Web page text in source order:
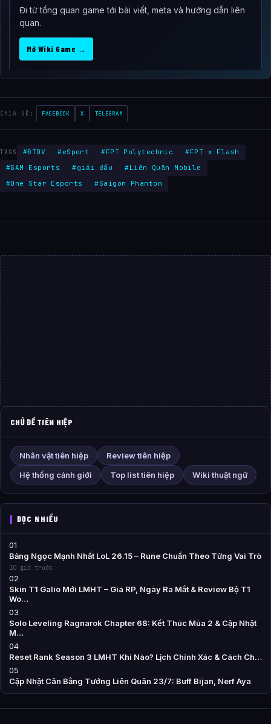
Đi từ tổng quan game tới bài viết, meta và hướng dẫn liên
quan.
Mở Wiki Game →
CHIA SẺ: FACEBOOK X TELEGRAM
TAGS #ĐTDV #eSport #FPT Polytechnic
#FPT x Flash
#GAM Esports
#giải đấu
#Liên Quân Mobile
#One Star Esports
#Saigon Phantom
CHỦ ĐỀ TIÊN HIỆP
Nhân vật tiên hiệp
Review tiên hiệp
Hệ thống cảnh giới
Top list tiên hiệp Wiki thuật ngữ
ĐỌC NHIỀU
01
Bảng Ngọc Mạnh Nhất LoL 26.15 – Rune Chuẩn Theo Từng Vai Trò
10 giờ trước
02
Skin T1 Galio Mới LMHT – Giá RP, Ngày Ra Mắt & Review Bộ T1
Wo…
03
Solo Leveling Ragnarok Chapter 68: Kết Thúc Mùa 2 & Cập Nhật
M…
04
Reset Rank Season 3 LMHT Khi Nào? Lịch Chính Xác & Cách Ch…
05
Cập Nhật Cân Bằng Tướng Liên Quân 23/7: Buff Bijan, Nerf Aya